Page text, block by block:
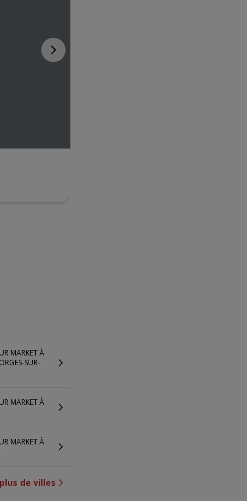
MARKET À
SUR-
MARKET À
MARKET À
de villes